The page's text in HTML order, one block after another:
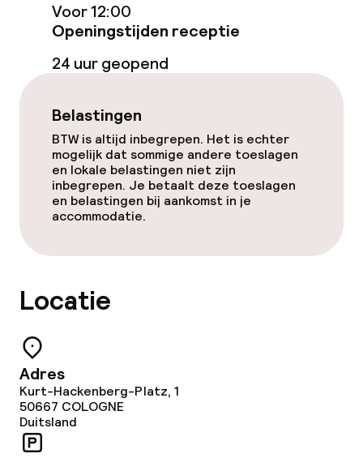
Fitnessruimte / gym
Entertainment
Gratis wifi
Zonneterras
Eet- en drinkgelegenheden
Diner à la carte
Voor 12:00
Openingstijden receptie
24 uur geopend
Belastingen
BTW is altijd inbegrepen. Het is echter
mogelijk dat sommige andere toeslagen
en lokale belastingen niet zijn
inbegrepen. Je betaalt deze toeslagen
en belastingen bij aankomst in je
accommodatie.
Locatie
Adres
Kurt-Hackenberg-Platz, 1
50667 COLOGNE
Duitsland